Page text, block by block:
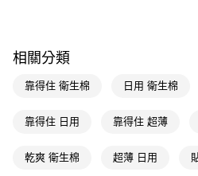
２．便利：只要手機號碼，簡訊認證，即可
３．安心：先確認商品／服務後，再付款。
【「AFTEE先享後付」結帳流程】
結帳頁面，進行簡訊認證並確認金額後，
３．收到繳費通知簡訊後14天內，點擊此
ATM／網路銀行／等多元方式進行付款，
每筆NT$65，滿NT$390(含以上)免運
付款後全家取貨
相關分類
靠得住 衛生棉 日用 衛生棉
靠得住 日用 靠得住 超薄
乾爽 衛生棉 超薄 日用